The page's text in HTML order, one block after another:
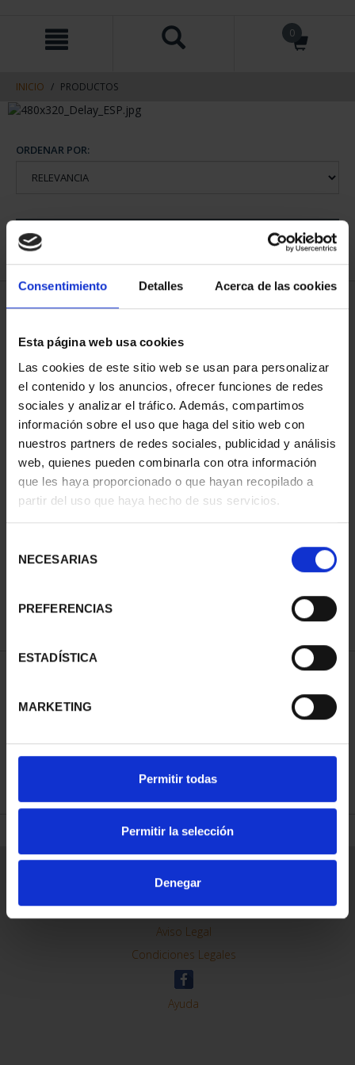
Consentimiento Detalles Acerca de las cookies
Esta página web usa cookies
Las cookies de este sitio web se usan para personalizar
el contenido y los anuncios, ofrecer funciones de redes
sociales y analizar el tráfico. Además, compartimos
información sobre el uso que haga del sitio web con
nuestros partners de redes sociales, publicidad y análisis
web, quienes pueden combinarla con otra información
que les haya proporcionado o que hayan recopilado a
partir del uso que haya hecho de sus servicios.
NECESARIAS
PREFERENCIAS
ESTADÍSTICA
MARKETING
Permitir todas
Permitir la selección
Denegar
contenido
navegacin
0
INICIO PRODUCTOS
ORDENAR POR:
1 Productos encontrados
73,00 €
REFINAR
Contacto
Preguntas Frequentes (FAQs)
Aviso Legal
Condiciones Legales
Ayuda